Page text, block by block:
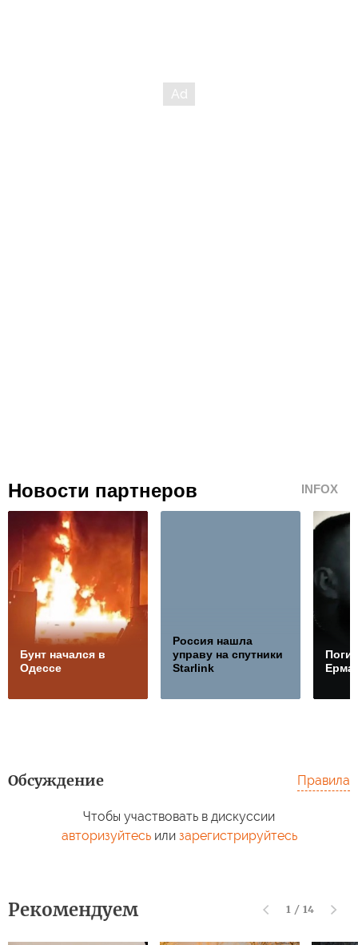
Новости партнеров INFOX
Бунт начался в
Одессе
Россия нашла
управу на спутники
Starlink
Обсуждение Правила
Чтобы участвовать в дискуссии
авторизуйтесьили зарегистрируйтесь
Рекомендуем 1 / 14